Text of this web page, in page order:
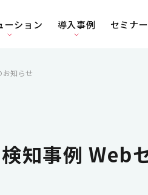
ーション 導入事例 セミナ
知らせ
知事例 Web